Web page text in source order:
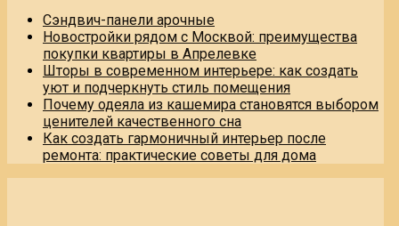
Сэндвич-панели арочные
Новостройки рядом с Москвой: преимущества
покупки квартиры в Апрелевке
Шторы в современном интерьере: как создать
уют и подчеркнуть стиль помещения
Почему одеяла из кашемира становятся выбором
ценителей качественного сна
Как создать гармоничный интерьер после
ремонта: практические советы для дома